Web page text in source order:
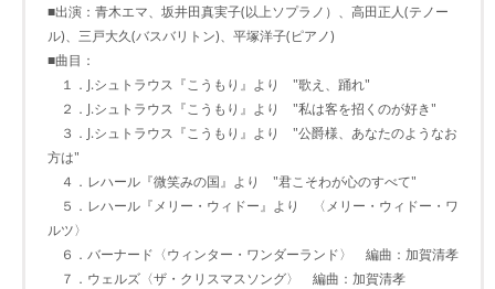
■出演：青木エマ、坂井田真実子(以上ソプラノ）、高田正人(テノー
ル)、三戸大久(バスバリトン)、平塚洋子(ピアノ)
■曲目：
１．J.シュトラウス『こうもり』より "歌え、踊れ"
２．J.シュトラウス『こうもり』より "私は客を招くのが好き"
３．J.シュトラウス『こうもり』より "公爵様、あなたのようなお
方は"
４．レハール『微笑みの国』より "君こそわが心のすべて"
５．レハール『メリー・ウィドー』より 〈メリー・ウィドー・ワ
ルツ〉
６．バーナード〈ウィンター・ワンダーランド〉 編曲：加賀清孝
７．ウェルズ〈ザ・クリスマスソング〉 編曲：加賀清孝